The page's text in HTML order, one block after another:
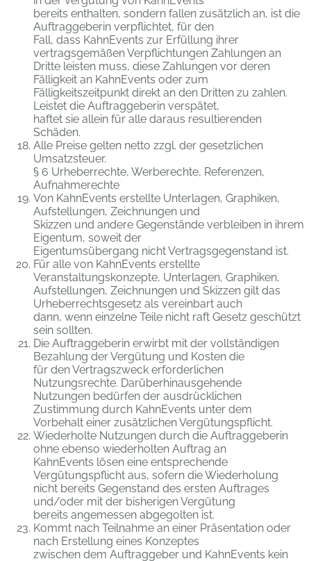
bereits enthalten, sondern fallen zusätzlich an, ist die
Auftraggeberin verpflichtet, für den
Fall, dass KahnEvents zur Erfüllung ihrer
vertragsgemäßen Verpflichtungen Zahlungen an
Dritte leisten muss, diese Zahlungen vor deren
Fälligkeit an KahnEvents oder zum
Fälligkeitszeitpunkt direkt an den Dritten zu zahlen.
Leistet die Auftraggeberin verspätet,
haftet sie allein für alle daraus resultierenden
Schäden.
Alle Preise gelten netto zzgl. der gesetzlichen
Umsatzsteuer.
§ 6 Urheberrechte, Werberechte, Referenzen,
Aufnahmerechte
Von KahnEvents erstellte Unterlagen, Graphiken,
Aufstellungen, Zeichnungen und
Skizzen und andere Gegenstände verbleiben in ihrem
Eigentum, soweit der
Eigentumsübergang nicht Vertragsgegenstand ist.
Für alle von KahnEvents erstellte
Veranstaltungskonzepte, Unterlagen, Graphiken,
Aufstellungen, Zeichnungen und Skizzen gilt das
Urheberrechtsgesetz als vereinbart auch
dann, wenn einzelne Teile nicht raft Gesetz geschützt
sein sollten.
Die Auftraggeberin erwirbt mit der vollständigen
Bezahlung der Vergütung und Kosten die
für den Vertragszweck erforderlichen
Nutzungsrechte. Darüberhinausgehende
Nutzungen bedürfen der ausdrücklichen
Zustimmung durch KahnEvents unter dem
Vorbehalt einer zusätzlichen Vergütungspflicht.
Wiederholte Nutzungen durch die Auftraggeberin
ohne ebenso wiederholten Auftrag an
KahnEvents lösen eine entsprechende
Vergütungspflicht aus, sofern die Wiederholung
nicht bereits Gegenstand des ersten Auftrages
und/oder mit der bisherigen Vergütung
bereits angemessen abgegolten ist.
Kommt nach Teilnahme an einer Präsentation oder
nach Erstellung eines Konzeptes
zwischen dem Auftraggeber und KahnEvents kein